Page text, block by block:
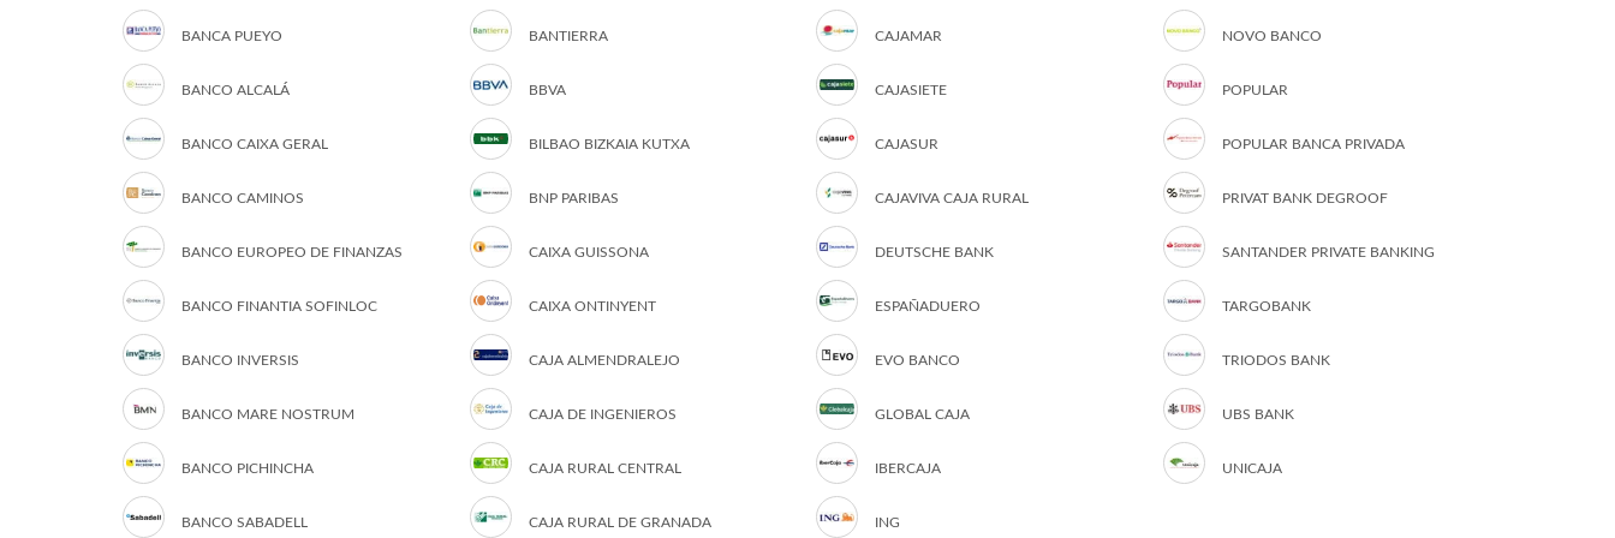
BANCA PUEYO
BANCO ALCALÁ
BANCO CAIXA GERAL
BANCO CAMINOS
BANCO EUROPEO DE FINANZAS
BANCO FINANTIA SOFINLOC
BANCO INVERSIS
BANCO MARE NOSTRUM
BANCO PICHINCHA
BANCO SABADELL
BANTIERRA
BBVA
BILBAO BIZKAIA KUTXA
BNP PARIBAS
CAIXA GUISSONA
CAIXA ONTINYENT
CAJA ALMENDRALEJO
CAJA DE INGENIEROS
CAJA RURAL CENTRAL
CAJA RURAL DE GRANADA
CAJAMAR
CAJASIETE
CAJASUR
CAJAVIVA CAJA RURAL
DEUTSCHE BANK
ESPAÑADUERO
EVO BANCO
GLOBAL CAJA
IBERCAJA
ING
NOVO BANCO
POPULAR
POPULAR BANCA PRIVADA
PRIVAT BANK DEGROOF
SANTANDER PRIVATE BANKING
TARGOBANK
TRIODOS BANK
UBS BANK
UNICAJA